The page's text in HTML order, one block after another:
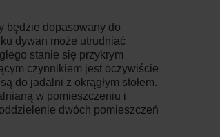
będzie dopasowany do
dywan może utrudniać
stanie się przykrym
czynnikiem jest oczywiście
do jadalni z okrągłym stołem.
w pomieszczeniu i
dwóch pomieszczeń